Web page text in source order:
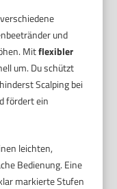
und
Mitflexibler
um. Du schützt
Scalping bei
fördert ein
leichten,
Bedienung. Eine
markierte Stufen